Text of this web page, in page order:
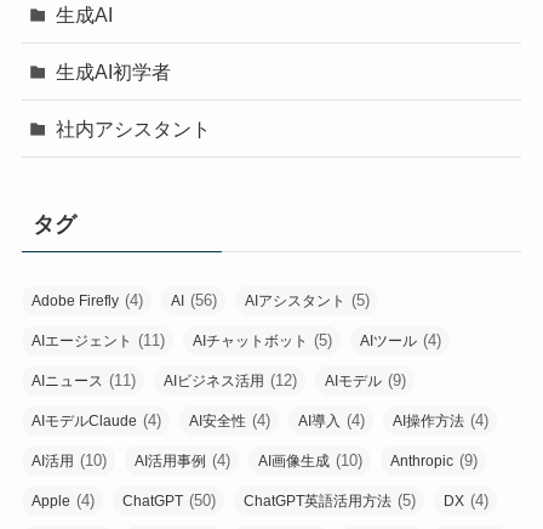
生成AI
生成AI初学者
社内アシスタント
タグ
Adobe Firefly (4) AI (56) AIアシスタント (5)
AIエージェント (11) AIチャットボット (5) AIツール (4)
AIニュース (11) AIビジネス活用 (12) AIモデル (9)
AIモデルClaude (4) AI安全性 (4) AI導入 (4) AI操作方法 (4)
AI活用 (10) AI活用事例 (4) AI画像生成 (10) Anthropic (9)
Apple (4) ChatGPT (50) ChatGPT英語活用方法 (5) DX (4)